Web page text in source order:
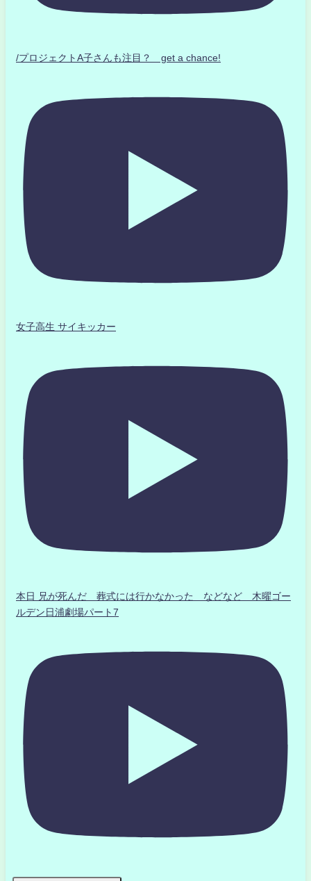
/プロジェクトA子さんも注目？ get a chance!
女子高生 サイキッカー
本日 兄が死んだ 葬式には行かなかった などなど 木曜ゴー
ルデン日浦劇場パート7